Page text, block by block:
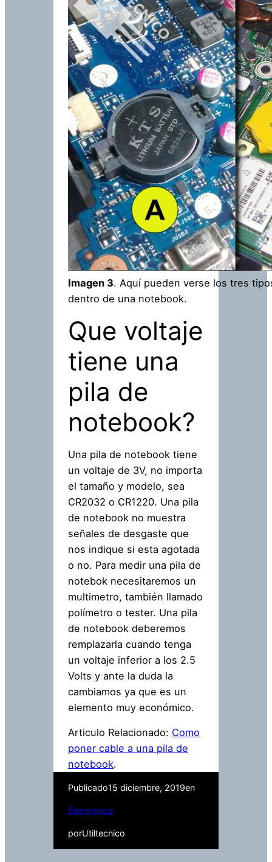
Imagen 3. Aquí pueden verse los tres
dentro de una notebook.
Que voltaje
tiene una
pila de
notebook?
Una pila de notebook tiene
un voltaje de 3V, no importa
el tamaño y modelo, sea
CR2032 o CR1220. Una pila
de notebook no muestra
señales de desgaste que
nos indique si esta agotada
o no. Para medir una pila de
notebok necesitaremos un
multimetro, también llamado
polímetro o tester. Una pila
de notebook deberemos
remplazarla cuando tenga
un voltaje inferior a los 2.5
Volts y ante la duda la
cambiamos ya que es un
elemento muy económico.
Articulo Relacionado: Como
poner cable a una pila de
notebook.
Publicado15 diciembre, 2019en
Électronica
porUtiltecnico